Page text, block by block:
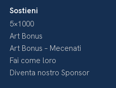
Sostieni
5×1000
Art Bonus
Art Bonus – Mecenati
Fai come loro
Diventa nostro Sponsor